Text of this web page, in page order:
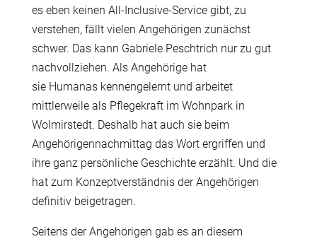
es eben keinen All-Inclusive-Service gibt, zu
verstehen, fällt vielen Angehörigen zunächst
schwer. Das kann Gabriele Peschtrich nur zu gut
nachvollziehen. Als Angehörige hat
sie Humanas kennengelernt und arbeitet
mittlerweile als Pflegekraft im Wohnpark in
Wolmirstedt. Deshalb hat auch sie beim
Angehörigennachmittag das Wort ergriffen und
ihre ganz persönliche Geschichte erzählt. Und die
hat zum Konzeptverständnis der Angehörigen
definitiv beigetragen.
Seitens der Angehörigen gab es an diesem